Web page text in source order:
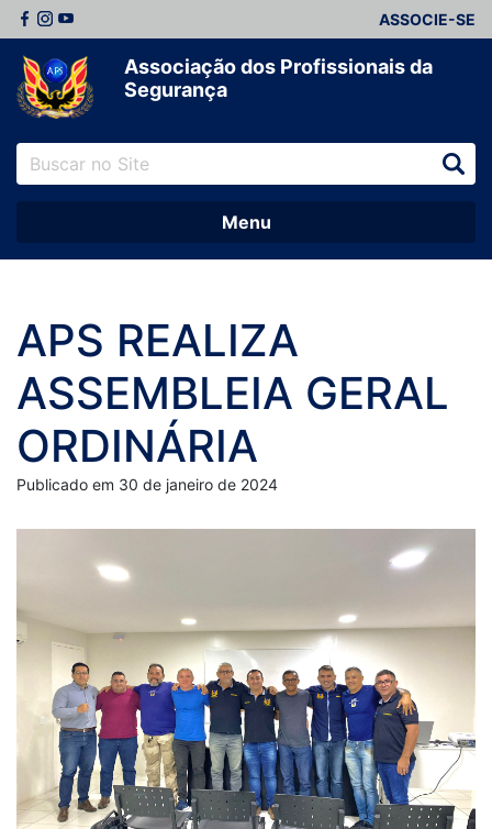
ASSOCIE-SE
Associação dos Profissionais da
Segurança
Menu
APS REALIZA
ASSEMBLEIA GERAL
ORDINÁRIA
Publicado em 30 de janeiro de 2024